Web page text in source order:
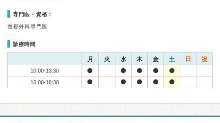
専門医・資格：
整形外科専門医
診療時間
月 火 水 木 金 土 日 祝
10:00-13:30
15:00-18:30